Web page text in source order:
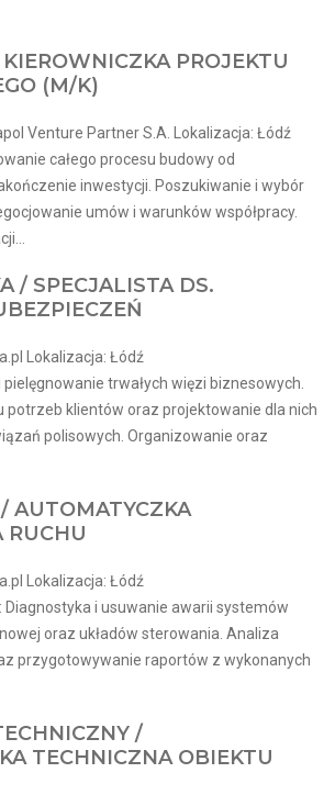
PROJEKTU
(M/K)
Venture Partner S.A. Lokalizacja: Łódź
całego procesu budowy od
inwestycji. Poszukiwanie i wybór
umów i warunków współpracy.
/ SPECJALISTA DS.
Lokalizacja: Łódź
trwałych więzi biznesowych.
potrzeb klientów oraz projektowanie dla nich
polisowych. Organizowanie oraz
AUTOMATYCZKA
RUCHU
Lokalizacja: Łódź
i usuwanie awarii systemów
oraz układów sterowania. Analiza
przygotowywanie raportów z wykonanych
/
TECHNICZNA OBIEKTU